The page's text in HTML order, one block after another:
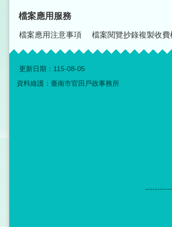
檔案應用服務
檔案應用注意事項 檔案閱覽抄錄複製收費
更新日期： 115-08-05
資料維護：臺南市官田戶政事務所